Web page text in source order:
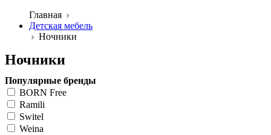
Главная
Детская мебель
Ночники
Ночники
Популярные бренды
BORN Free
Ramili
Switel
Weina